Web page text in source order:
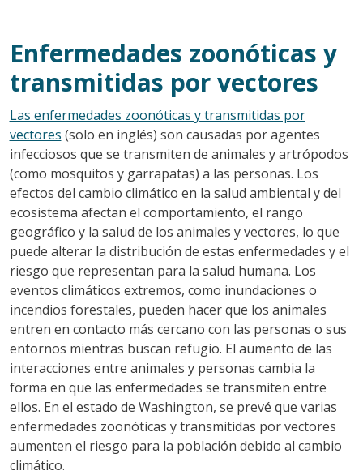
Enfermedades zoonóticas y
transmitidas por vectores
Las enfermedades zoonóticas y transmitidas por
vectores (solo en inglés) son causadas por agentes
infecciosos que se transmiten de animales y artrópodos
(como mosquitos y garrapatas) a las personas. Los
efectos del cambio climático en la salud ambiental y del
ecosistema afectan el comportamiento, el rango
geográfico y la salud de los animales y vectores, lo que
puede alterar la distribución de estas enfermedades y el
riesgo que representan para la salud humana. Los
eventos climáticos extremos, como inundaciones o
incendios forestales, pueden hacer que los animales
entren en contacto más cercano con las personas o sus
entornos mientras buscan refugio. El aumento de las
interacciones entre animales y personas cambia la
forma en que las enfermedades se transmiten entre
ellos. En el estado de Washington, se prevé que varias
enfermedades zoonóticas y transmitidas por vectores
aumenten el riesgo para la población debido al cambio
climático.